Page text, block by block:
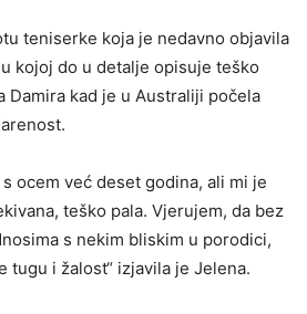
teniserke koja je nedavno objavila
kojoj do u detalje opisuje teško
Damira kad je u Australiji počela
ocem već deset godina, ali mi je
teško pala. Vjerujem, da bez
s nekim bliskim u porodici,
tugu i žalost“ izjavila je Jelena.